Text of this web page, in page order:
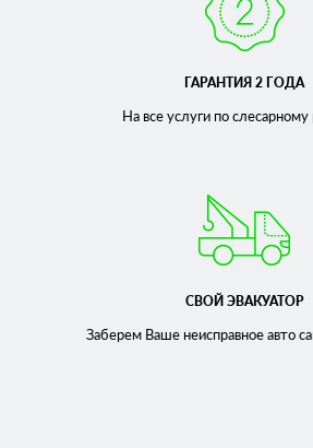
ГАРАНТИЯ 2 ГОДА
На все услуги по слесарному
СВОЙ ЭВАКУАТОР
Заберем Ваше неисправноеавто